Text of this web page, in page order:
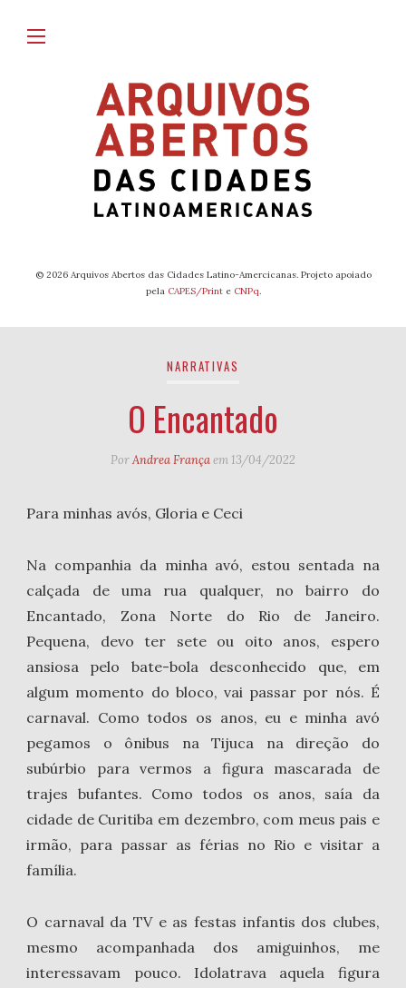
© 2026 Arquivos Abertos das Cidades Latino-Amercicanas. Projeto apoiado
pela CAPES/Printe CNPq.
NARRATIVAS
O Encantado
PorAndrea Françaem 13/04/2022
Para minhas avós, Gloria e Ceci
Na companhia da minha avó, estou sentada na
calçada de uma rua qualquer, no bairro do
Encantado, Zona Norte do Rio de Janeiro.
Pequena, devo ter sete ou oito anos, espero
ansiosa pelo bate-bola desconhecido que, em
algum momento do bloco, vai passar por nós. É
carnaval. Como todos os anos, eu e minha avó
pegamos o ônibus na Tijuca na direção do
subúrbio para vermos a figura mascarada de
trajes bufantes. Como todos os anos, saía da
cidade de Curitiba em dezembro, com meus pais e
irmão, para passar as férias no Rio e visitar a
família.
O carnaval da TV e as festas infantis dos clubes,
mesmo acompanhada dos amiguinhos, me
interessavam pouco. Idolatrava aquela figura